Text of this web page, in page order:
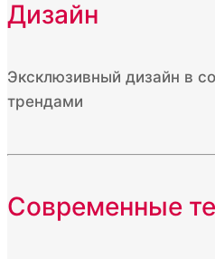
Дизайн
Эксклюзивный дизайн в
трендами
Современные